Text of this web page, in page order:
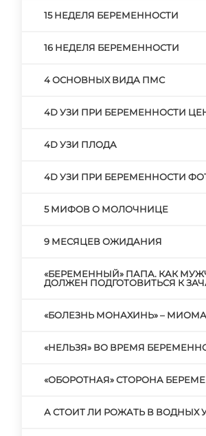
15 НЕДЕЛЯ БЕРЕМЕННОСТИ
16 НЕДЕЛЯ БЕРЕМЕННОСТИ
4 ОСНОВНЫХ ВИДА ПМС
4D УЗИ ПРИ БЕРЕМЕННОСТИ
4D УЗИ ПЛОДА
4D УЗИ ПРИ БЕРЕМЕННОСТИ
5 МИФОВ О МОЛОЧНИЦЕ
9 МЕСЯЦЕВ ОЖИДАНИЯ
«БЕРЕМЕННЫЙ» ПАПА. КАК
ДОЛЖЕН ПОДГОТОВИТЬСЯ К
«БОЛЕЗНЬ МОНАХИНЬ» –
«НЕЛЬЗЯ» ВО ВРЕМЯ
«ОБОРОТНАЯ» СТОРОНА
А СТОИТ ЛИ РОЖАТЬ В ВОДНЫХ